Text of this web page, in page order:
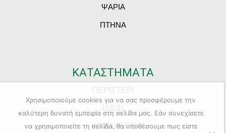
ΨΑΡΙΑ
ΠΤΗΝΑ
ΚΑΤΑΣΤΗΜΑΤΑ
ΚΑΜΑΤΕΡΟ
Χρησιμοποιούμε cookies για να σας προσφέρουμε την
καλύτερη δυνατή εμπειρία στη σελίδα μας. Εάν συνεχίσετε
να χρησιμοποιείτε τη σελίδα, θα υποθέσουμε πως είστε